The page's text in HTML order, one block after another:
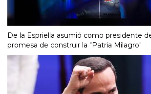
De la Espriella asumió como presidente
promesa de construir la "Patria Milagro"